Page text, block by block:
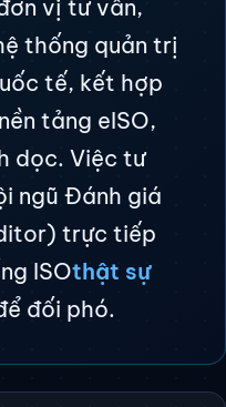
vị tư vấn,
thống quản trị
tế, kết hợp
tảng eISO,
dọc. Việc tư
ngũ Đánh giá
trực tiếp
ISOthật sự
đối phó.